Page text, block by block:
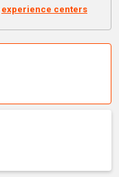
experience centers